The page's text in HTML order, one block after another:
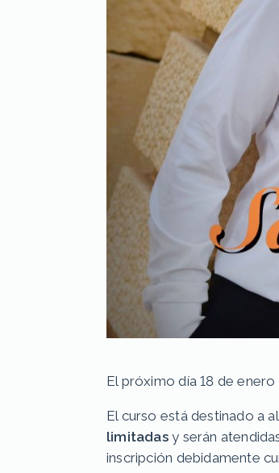
El próximo día 18 de
El curso está destinado a
limitadasy serán
inscripción debidamente